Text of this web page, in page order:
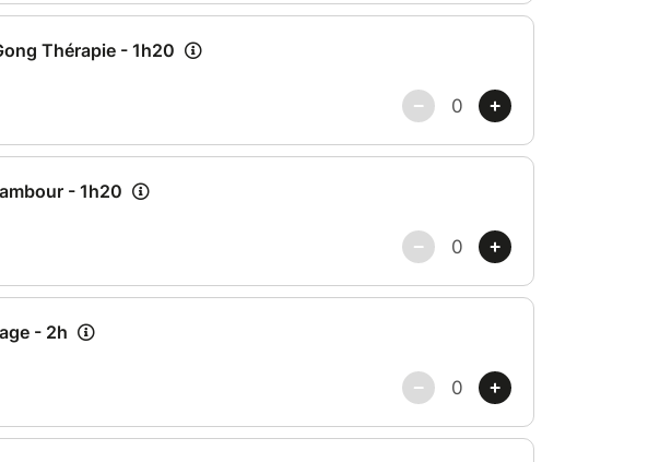
peuvent céder et des émotions et mémoires enfouies
la personne, pour accueillir tout ça : je lui offre l'espace
pas de faire disparaître ou de passer outre, mais d'être avec,
silence intérieur duquel peut émerger sa propre Vérité.
indiquer le nom du bénéficaire de la carte cadeau dans le
Être